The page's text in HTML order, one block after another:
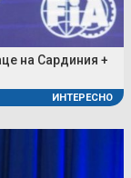
на Сардиния +
ИНТЕРЕСНО